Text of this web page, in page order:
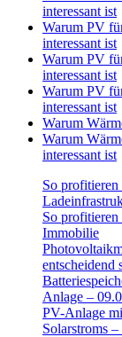
interessant ist
Warum PV
interessant ist
Warum PV
interessant ist
Warum PV
interessant ist
Warum
Warum
interessant ist
So
So
Immobilie
entscheidend
Anlage –
PV-Anlage
Solarstroms